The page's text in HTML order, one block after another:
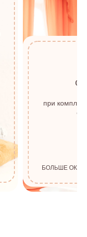
при
от
БОЛЬШЕ